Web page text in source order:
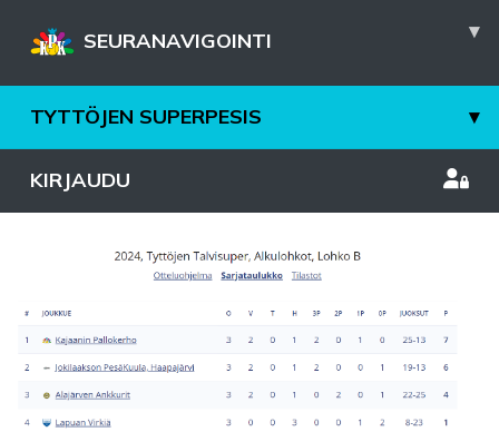
SEURANAVIGOINTI ▾
TYTTÖJEN SUPERPESIS ▾
KIRJAUDU